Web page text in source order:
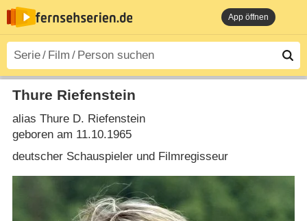
App öffnen
Thure Riefenstein
alias Thure D. Riefenstein
geboren am 11.10.1965
deutscher Schauspieler und Filmregisseur